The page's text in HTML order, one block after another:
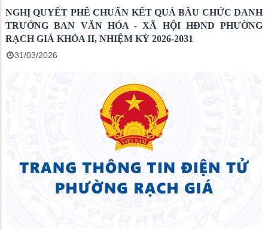
NGHỊ QUYẾT PHÊ CHUẨN KẾT QUẢ BẦU CHỨC DANH
TRƯỞNG BAN VĂN HÓA - XÃ HỘI HĐND PHƯỜNG
RẠCH GIÁ KHÓA II, NHIỆM KỲ 2026-2031
31/03/2026